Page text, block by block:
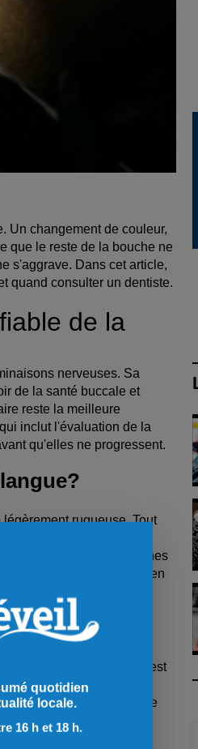
Un changement de couleur,
que le reste de la bouche ne
s'aggrave. Dans cet article,
quand consulter un dentiste.
de la
nerveuses. Sa
de la santé buccale et
reste la meilleure
inclut l'évaluation de la
qu'elles ne progressent.
rugueuse. Tout
rouges localisées, des
a changé. Ces signes
inaperçus sans un examen
bouche?
l'un de ces éléments est
modifie sa texture. Une
de la flore bactérienne se
régulièrement revient à
quotidien
locale.
16 h et 18 h.